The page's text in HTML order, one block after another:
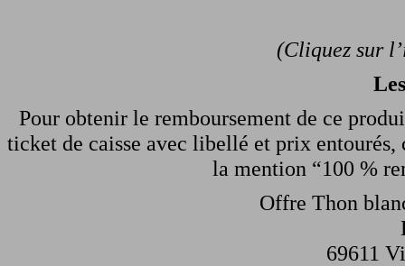
(Cliquez sur
Pour obtenir le remboursement de ce
ticket de caisse avec libellé et prix
la mention “100 %
Offre Thon
69611